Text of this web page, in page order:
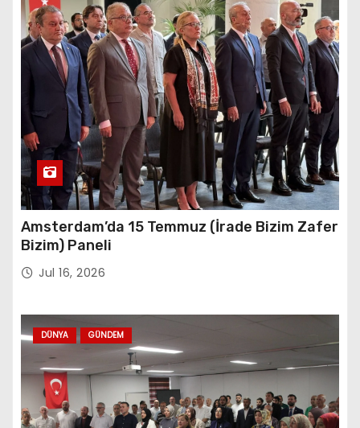
Amsterdam’da 15 Temmuz (İrade Bizim Zafer
Bizim) Paneli
Jul 16, 2026
DÜNYA GÜNDEM